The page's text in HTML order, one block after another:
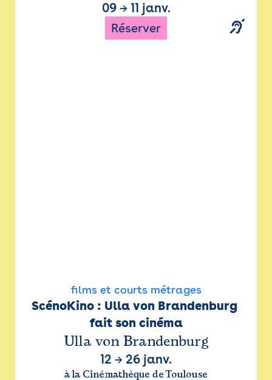
09→ 11 janv.
Réserver
films et courts métrages
ScénoKino : Ulla von Brandenburg
fait son cinéma
Ulla von Brandenburg
12 → 26 janv.
à la Cinémathèque de Toulouse